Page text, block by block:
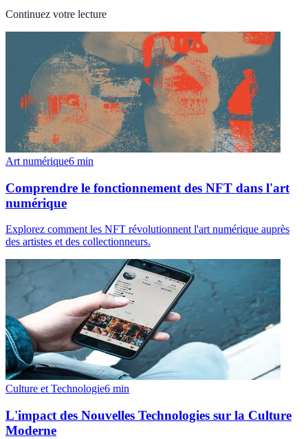
Continuez votre lecture
Art numérique6 min
Comprendre le fonctionnement des NFT dans l'art
numérique
Explorez comment les NFT révolutionnent l'art numérique auprès
des artistes et des collectionneurs.
Culture et Technologie6 min
L'impact des Nouvelles Technologies sur la Culture
Moderne